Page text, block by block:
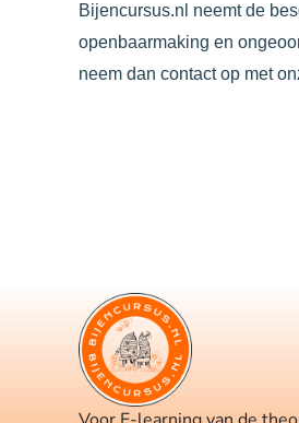
Bijencursus.nl neemt de
openbaarmaking en
neem dan contact op met